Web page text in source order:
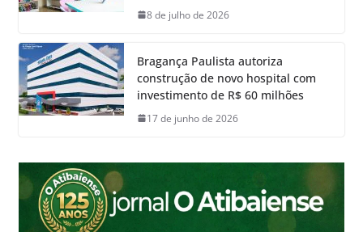
8 de julho de 2026
Bragança Paulista autoriza
construção de novo hospital com
investimento de R$ 60 milhões
17 de junho de 2026